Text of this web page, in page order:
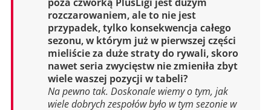
rozczarowaniem, ale to nie jest
przypadek, tylko konsekwencja całego
sezonu, w którym już w pierwszej części
mieliście za duże straty do rywali, skoro
nawet seria zwycięstw nie zmieniła zbyt
wiele waszej pozycji w tabeli?
Na pewno tak. Doskonale wiemy o tym, jak
wiele dobrych zespołów było w tym sezonie w